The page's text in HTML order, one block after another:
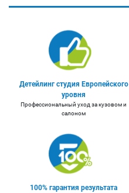
Детейлинг студия Европейского
уровня
Профессиональный уход за кузовом и
салоном
100% гарантия результата